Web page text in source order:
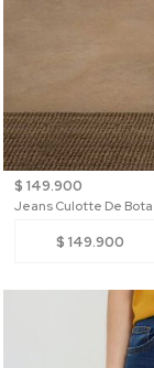
$ 149.900
Jeans Culotte De
$ 149.900